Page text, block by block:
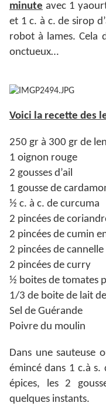
minute avec 1
et 1 c. à c. de sirop
robot à lames. Cela
onctueux…
Voici la recette des
250 gr à 300 gr de
1 oignon rouge
2 gousses d’ail
1 gousse de
½ c. à c. de curcuma
2 pincées de
2 pincées de cumin
2 pincées de cannelle
2 pincées de curry
½ boites de tomates
1/3 de boite de lait
Sel de Guérande
Poivre du moulin
Dans une sauteuse
émincé dans 1 c.à s.
épices, les 2
quelques instants.